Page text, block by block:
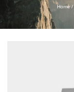
Home /